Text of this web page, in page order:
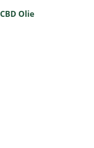
CBD Olie